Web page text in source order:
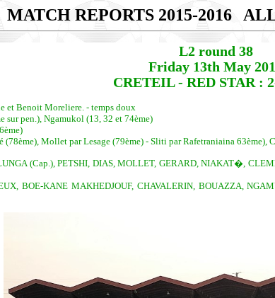
MATCH REPORTS 2015-2016
L2 round 38
Friday 13th May
CRETEIL - RED STAR :
et Benoit Moreliere. - temps doux
sur pen.), Ngamukol (13, 32 et 74ème)
(78ème), Mollet par Lesage (79ème) - Sliti par Rafetraniaina
(Cap.), PETSHI, DIAS, MOLLET, GERARD, NIAKAT�,
BOE-KANE MAKHEDJOUF, CHAVALERIN, BOUAZZA,